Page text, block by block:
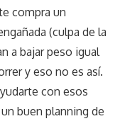
compra un
(culpa de la
a bajar peso igual
y eso no es así.
con esos
buen planning de